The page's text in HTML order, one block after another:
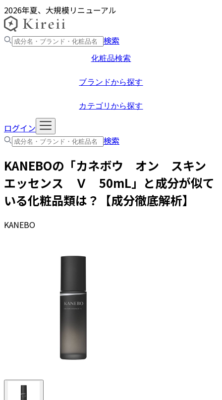
2026年夏、大規模リニューアル
検索
化粧品検索
ブランドから探す
カテゴリから探す
ログイン
検索
KANEBOの「カネボウ オン スキン
エッセンス Ｖ 50mL 」と成分が似て
いる化粧品類は？【成分徹底解析】
KANEBO